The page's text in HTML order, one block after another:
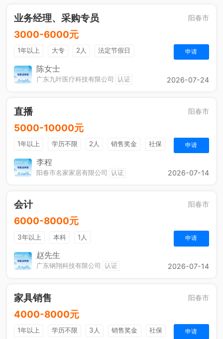
业务经理、采购专员 阳春市
3000-6000元
1年以上 大专 2人 法定节假日 申请
陈女士
广东九叶医疗科技有限公司 认证 2026-07-24
直播 阳春市
5000-10000元
1年以上 学历不限 2人 销售奖金 社保 申请
李程
阳春市名家家居有限公司 认证 2026-07-14
会计 阳春市
6000-8000元
3年以上 本科 1人 申请
赵先生
广东钢翔科技有限公司 认证 2026-07-14
家具销售 阳春市
4000-8000元
1年以上 学历不限 3人 销售奖金 社保 申请